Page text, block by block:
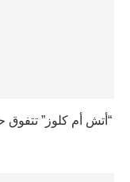
“أتش أم كلوز” تتفوق